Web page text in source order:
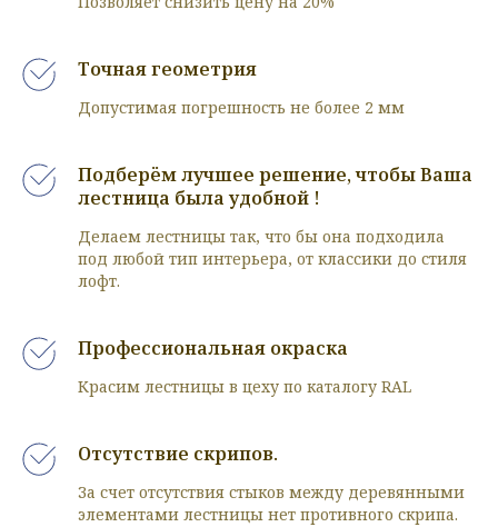
Точная геометрия
Допустимая погрешность не более 2 мм
Подберём лучшее решение, чтобы Ваша
лестница была удобной !
Делаем лестницы так, что бы она подходила
под любой тип интерьера, от классики до стиля
лофт.
Профессиональная окраска
Красим лестницы в цеху по каталогу RAL
Отсутствие скрипов.
За счет отсутствия стыков между деревянными
элементами лестницы нет противного скрипа.